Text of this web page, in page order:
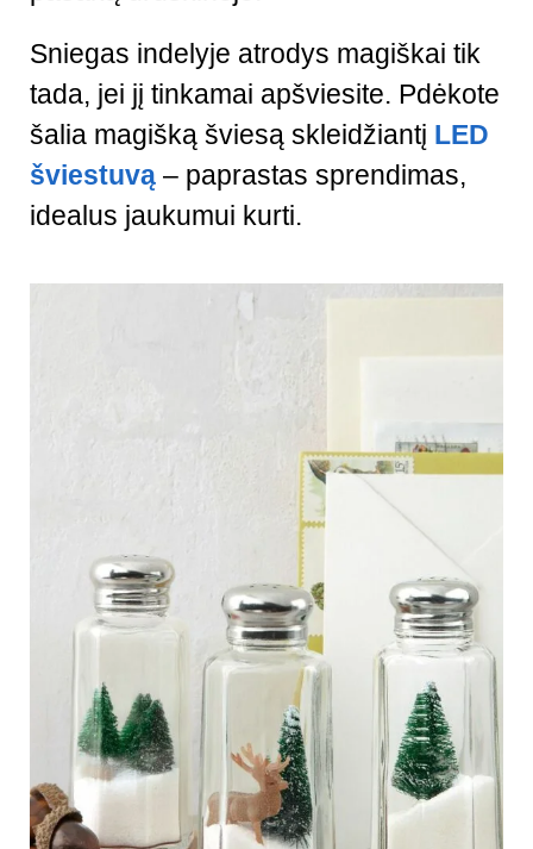
Sniegas indelyje atrodys magiškai tik
tada, jei jį tinkamai apšviesite. Pdėkote
šalia magišką šviesą skleidžiantį LED
šviestuvą – paprastas sprendimas,
idealus jaukumui kurti.